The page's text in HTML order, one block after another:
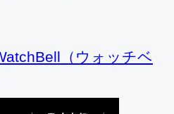
（ウォッチベ